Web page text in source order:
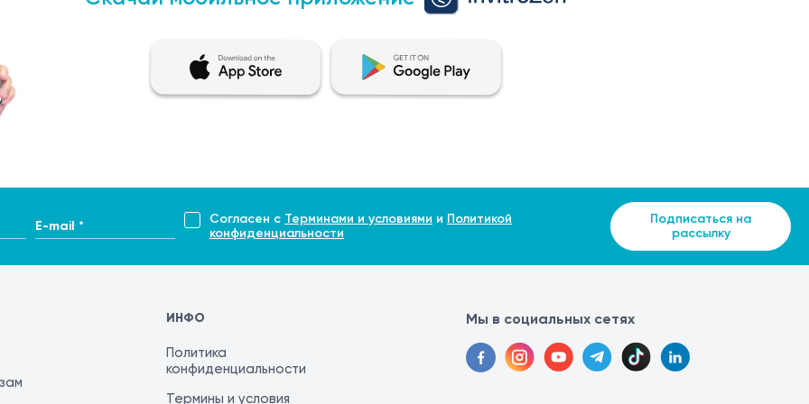
к Lkm-1, Sla, Gp210, Sp100 особая подготовка обычно не требуется. Однако рекомендуется следующее:
это требуется для комплексного биохимического анализа.
исследования.
день перед сдачей анализа.
облегчения процедуры взятия крови.
Sp100 берется из вены, обычно на локтевом сгибе. Процедура проводится медицинским работником и
небольшое кровотечение или синяк, которые проходят самостоятельно в течение нескольких дней.
факторы, такие как нагрузка лаборатории, сложность исследования и необходимость дополнительных тестов.
1, LKM-1, SLA, GP210 и SP100 является комплексным иммунологическим исследованием, которое используется
Этот анализ выявляет наличие и концентрацию специфических аутоантител, направленных против
E-mail * Согласен с Терминами и условиями и Политикой
конфиденциальности
Подписаться на
рассылку
ИНФО
Политика
конфиденциальности
Термины и условия
Мы в социальных сетях